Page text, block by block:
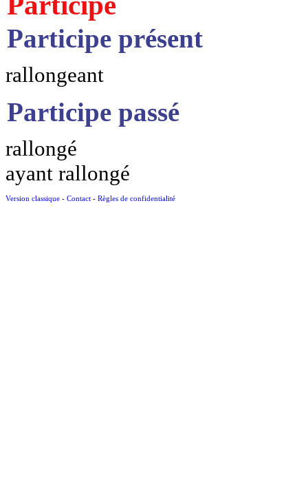
Participe présent
rallongeant
Participe passé
rallongé
ayant rallongé
Version classique - Contact - Règles de confidentialité